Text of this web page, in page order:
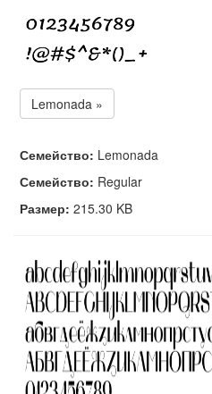
Lemonada »
Семейство: Lemonada
Семейство: Regular
Размер: 215.30 KB